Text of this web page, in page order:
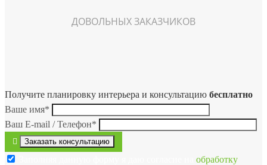
ДОВОЛЬНЫХ ЗАКАЗЧИКОВ
Получите планировку интерьера и консультацию бесплатно
Ваше имя*
Ваш E-mail / Телефон*
обработку